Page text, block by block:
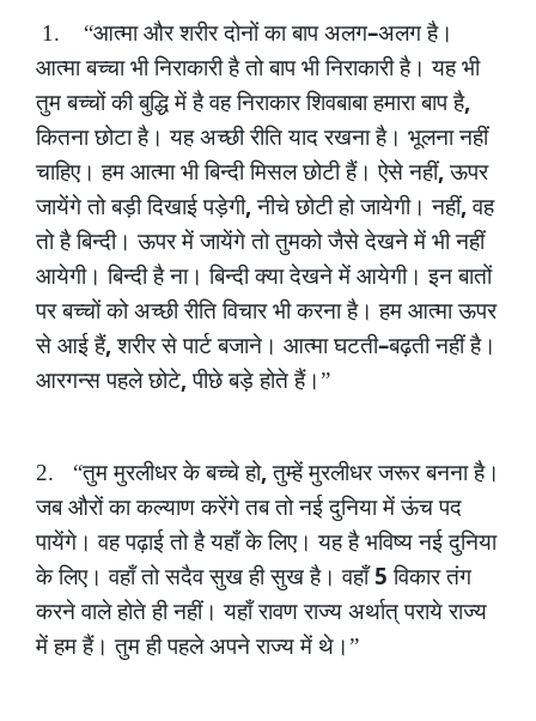
1. “आत्मा और शरीर दोनों का बाप अलग–अलग है।
आत्मा बच्चा भी निराकारी है तो बाप भी निराकारी है। यह भी
तुम बच्चों की बुद्धि में है वह निराकार शिवबाबा हमारा बाप है,
कितना छोटा है। यह अच्छी रीति याद रखना है। भूलना नहीं
चाहिए। हम आत्मा भी बिन्दी मिसल छोटी हैं। ऐसे नहीं,ऊपर
जायेंगे तो बड़ी दिखाई पड़ेगी,नीचे छोटी हो जायेगी। नहीं,वह
तो है बिन्दी। ऊपर में जायेंगे तो तुमको जैसे देखने में भी नहीं
आयेगी। बिन्दी है ना। बिन्दी क्या देखने में आयेगी। इन बातों
पर बच्चों को अच्छी रीति विचार भी करना है। हम आत्मा ऊपर
से आई हैं,शरीर से पार्ट बजाने। आत्मा घटती–बढ़ती नहीं है।
आरगन्स पहले छोटे,पीछे बड़े होते हैं।”
2. “तुम मुरलीधर के बच्चे हो,तुम्हें मुरलीधर जरूर बनना है।
जब औरों का कल्याण करेंगे तब तो नई दुनिया में ऊंच पद
पायेंगे। वह पढ़ाई तो है यहाँ के लिए। यह है भविष्य नई दुनिया
के लिए। वहाँ तो सदैव सुख ही सुख है। वहाँ5विकार तंग
करने वाले होते ही नहीं। यहाँ रावण राज्य अर्थात् पराये राज्य
में हम हैं। तुम ही पहले अपने राज्य में थे।”